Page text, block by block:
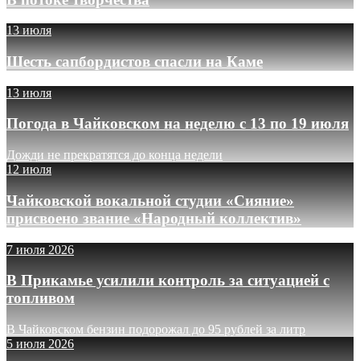
13 июля
Шесть сапбордистов спасли на Каме
13 июля
Погода в Чайковском на неделю с 13 по 19 июля
Дожди не прекратятся до конца недели
12 июля
Чайковской вокальной студии «Сияние»
присвоено звание «Народный коллектив»
7 июля 2026
В Прикамье усилили контроль за ситуацией с
топливом
В Чайковском бензин подорожал до 95 рублей за литр
5 июля 2026